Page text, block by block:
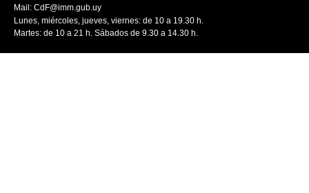
Mail: CdF@imm.gub.uy
Lunes, miércoles, jueves, viernes: de 10 a 19.30 h.
Martes: de 10 a 21 h. Sábados de 9.30 a 14.30 h.